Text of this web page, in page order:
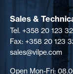
Sales &
Tel. +358 20 123
Fax: +358 20 123
sales@vilpe.com
Open Mon-Fri: